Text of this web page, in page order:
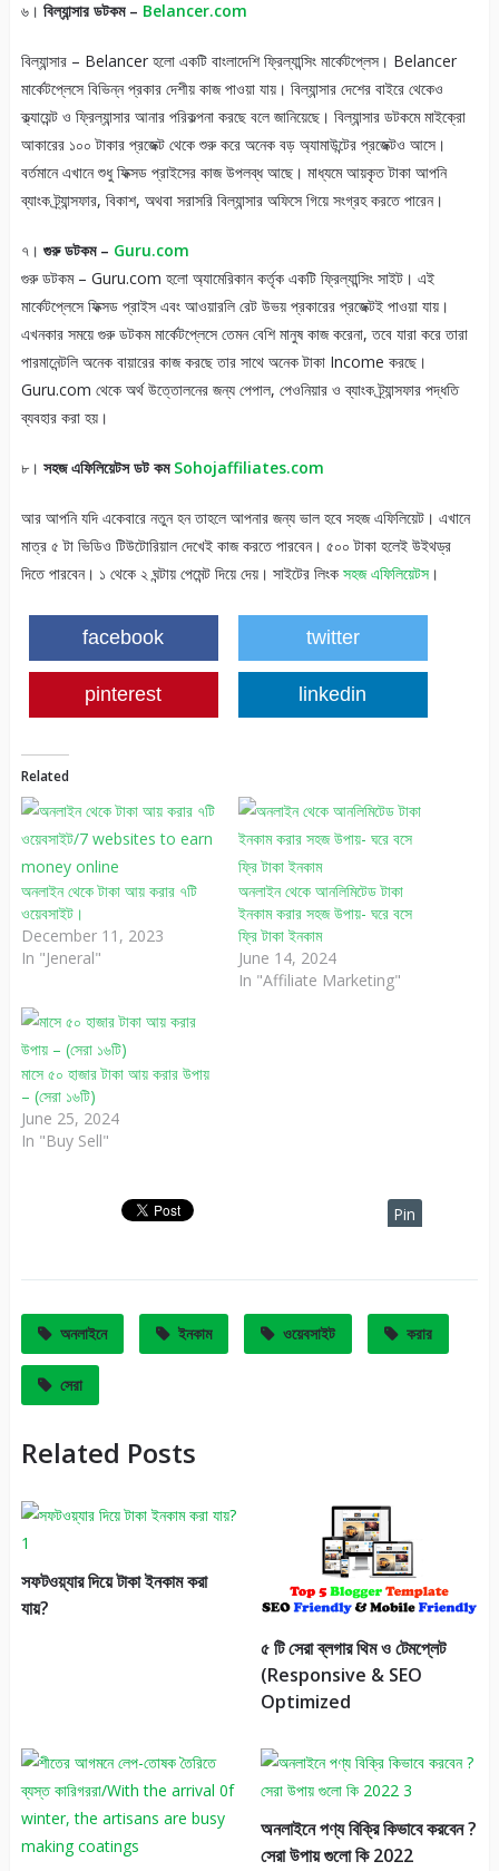
৬। বিল্যান্সার ডটকম – Belancer.com
বিল্যান্সার – Belancer হলো একটি বাংলাদেশি ফ্রিল্যান্সিং মার্কেটপ্লেস। Belancer
মার্কেটপ্লেসে বিভিন্ন প্রকার দেশীয় কাজ পাওয়া যায়। বিল্যান্সার দেশের বাইরে থেকেও
ক্ল্যায়েন্ট ও ফ্রিল্যান্সার আনার পরিকল্পনা করছে বলে জানিয়েছে। বিল্যান্সার ডটকমে মাইক্রো
আকারের ১০০ টাকার প্রজেক্ট থেকে শুরু করে অনেক বড় অ্যামাউন্টের প্রজেক্টও আসে।
বর্তমানে এখানে শুধু ফিক্সড প্রাইসের কাজ উপলব্ধ আছে। মাধ্যমে আয়কৃত টাকা আপনি
ব্যাংক ট্র্যান্সফার, বিকাশ, অথবা সরাসরি বিল্যান্সার অফিসে গিয়ে সংগ্রহ করতে পারেন।
৭। গুরু ডটকম – Guru.com
গুরু ডটকম – Guru.com হলো অ্যামেরিকান কর্তৃক একটি ফ্রিল্যান্সিং সাইট। এই
মার্কেটপ্লেসে ফিক্সড প্রাইস এবং আওয়ারলি রেট উভয় প্রকারের প্রজেক্টই পাওয়া যায়।
এখনকার সময়ে গুরু ডটকম মার্কেটপ্লেসে তেমন বেশি মানুষ কাজ করেনা, তবে যারা করে তারা
পারমানেন্টলি অনেক বায়ারের কাজ করছে তার সাথে অনেক টাকা Income করছে।
Guru.com থেকে অর্থ উত্তোলনের জন্য পেপাল, পেওনিয়ার ও ব্যাংক ট্র্যান্সফার পদ্ধতি
ব্যবহার করা হয়।
৮। সহজ এফিলিয়েটস ডট কম Sohojaffiliates.com
আর আপনি যদি একেবারে নতুন হন তাহলে আপনার জন্য ভাল হবে সহজ এফিলিয়েট। এখানে
মাত্র ৫ টা ভিডিও টিউটোরিয়াল দেখেই কাজ করতে পারবেন। ৫০০ টাকা হলেই উইথড্র
দিতে পারবেন। ১ থেকে ২ ঘন্টায় পেমেন্ট দিয়ে দেয়। সাইটের লিংক সহজ এফিলিয়েটস।
facebook twitter
pinterest linkedin
Related
অনলাইন থেকে টাকা আয় করার ৭টি
ওয়েবসাইট।
December 11, 2023
In "Jeneral"
অনলাইন থেকে আনলিমিটেড টাকা
ইনকাম করার সহজ উপায়- ঘরে বসে
ফ্রি টাকা ইনকাম
June 14, 2024
In "Affiliate Marketing"
মাসে ৫০ হাজার টাকা আয় করার উপায়
– (সেরা ১৬টি)
June 25, 2024
In "Buy Sell"
Pin
অনলাইনে ইনকাম ওয়েবসাইট করার
সেরা
Related Posts
সফটওয়্যার দিয়ে টাকা ইনকাম করা
যায়?
৫ টি সেরা ব্লগার থিম ও টেমপ্লেট
(Responsive & SEO
Optimized
অনলাইনে পণ্য বিক্রি কিভাবে করবেন ?
সেরা উপায় গুলো কি 2022